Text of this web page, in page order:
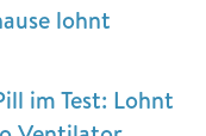
lohnt
im Test: Lohnt